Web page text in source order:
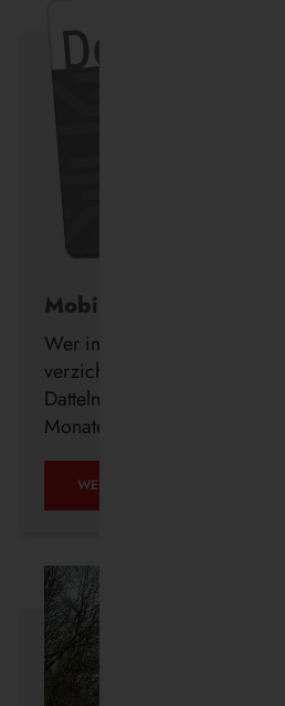
Mobil ohne Auto
Wer im Alter freiwillig auf
verzichtet, erhält ab sofort
Datteln kostenlos ein
Monate.
WEITERLESEN …